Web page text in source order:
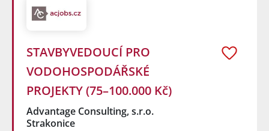
STAVBYVEDOUCÍ PRO
VODOHOSPODÁŘSKÉ
PROJEKTY (75–100.000 Kč)
Advantage Consulting, s.r.o.
Strakonice